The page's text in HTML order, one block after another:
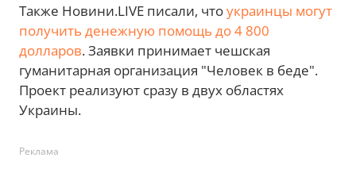
Также Новини.LIVE писали, чтоукраинцы могут
получить денежную помощь до 4 800
долларов. Заявки принимает чешская
гуманитарная организация "Человек в беде".
Проект реализуют сразу в двух областях
Украины.
Реклама